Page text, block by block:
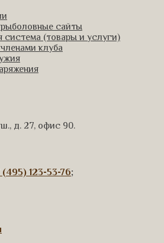
сайты
система (товары и услуги)
клуба
д. 27, офис 90.
(495) 123-53-76;